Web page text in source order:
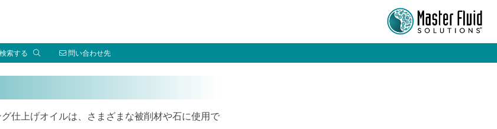
索する 問い合わせ先
仕上げオイルは、さまざまな被削材や石に使用で